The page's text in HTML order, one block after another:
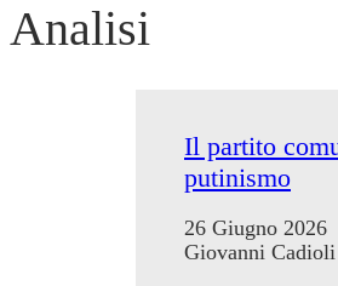
Analisi
Il partito
putinismo
26 Giugno 2026
Giovanni Cadioli